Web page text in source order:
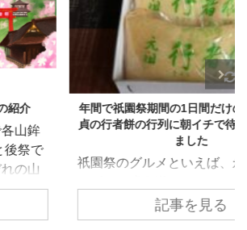
2026/7/20
祭期間の1日間だけの販売 柏屋光
の行列に朝イチで待機して購入し
グルメといえば、永楽屋の水
屋良長の烏羽玉氷など、祇園
合わせた限定グルメが数多く
祇園
輿が
を先
参列